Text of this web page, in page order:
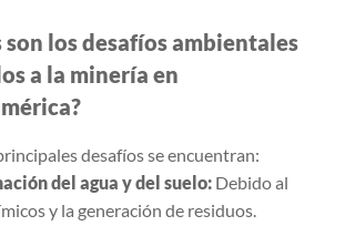
son los desafíos ambientales
a la minería en
desafíos se encuentran:
del agua y del suelo: Debido al
y la generación de residuos.